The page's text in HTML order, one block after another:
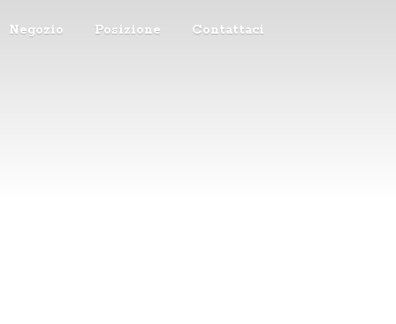
Negozio Posizione Contattaci